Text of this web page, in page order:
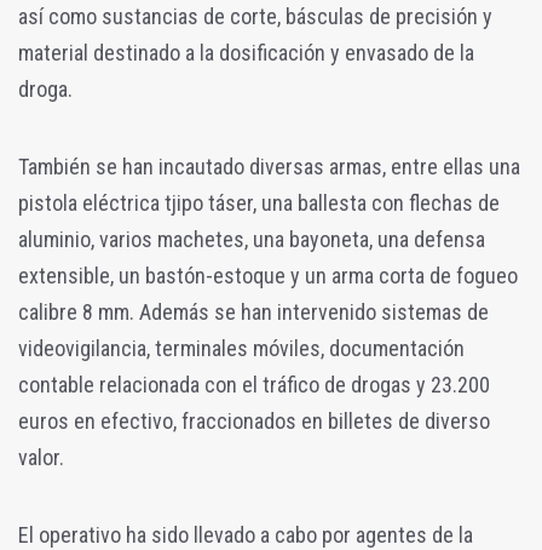
así como sustancias de corte, básculas de precisión y
material destinado a la dosificación y envasado de la
droga.
También se han incautado diversas armas, entre ellas una
pistola eléctrica tjipo táser, una ballesta con flechas de
aluminio, varios machetes, una bayoneta, una defensa
extensible, un bastón-estoque y un arma corta de fogueo
calibre 8 mm. Además se han intervenido sistemas de
videovigilancia, terminales móviles, documentación
contable relacionada con el tráfico de drogas y 23.200
euros en efectivo, fraccionados en billetes de diverso
valor.
El operativo ha sido llevado a cabo por agentes de la